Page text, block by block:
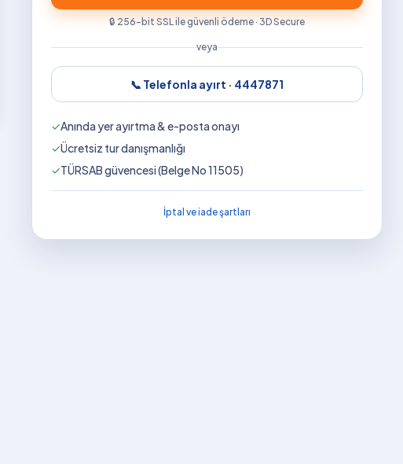
🔒 256-bit SSL ile güvenli ödeme · 3D Secure
veya
📞 Telefonla ayırt · 4447871
✓Anında yer ayırtma & e-posta onayı
✓Ücretsiz tur danışmanlığı
✓TÜRSAB güvencesi (Belge No 11505)
İptal ve iade şartları